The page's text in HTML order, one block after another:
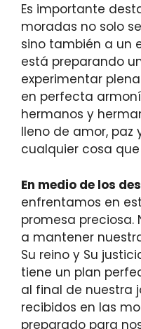
Es importante
moradas no solo
sino también a un
está preparando
experimentar
en perfecta
hermanos y
lleno de amor, paz
cualquier cosa
En medio de los
enfrentamos en
promesa preciosa.
a mantener
Su reino y Su
tiene un plan
al final de nuestra
recibidos en las
preparado para